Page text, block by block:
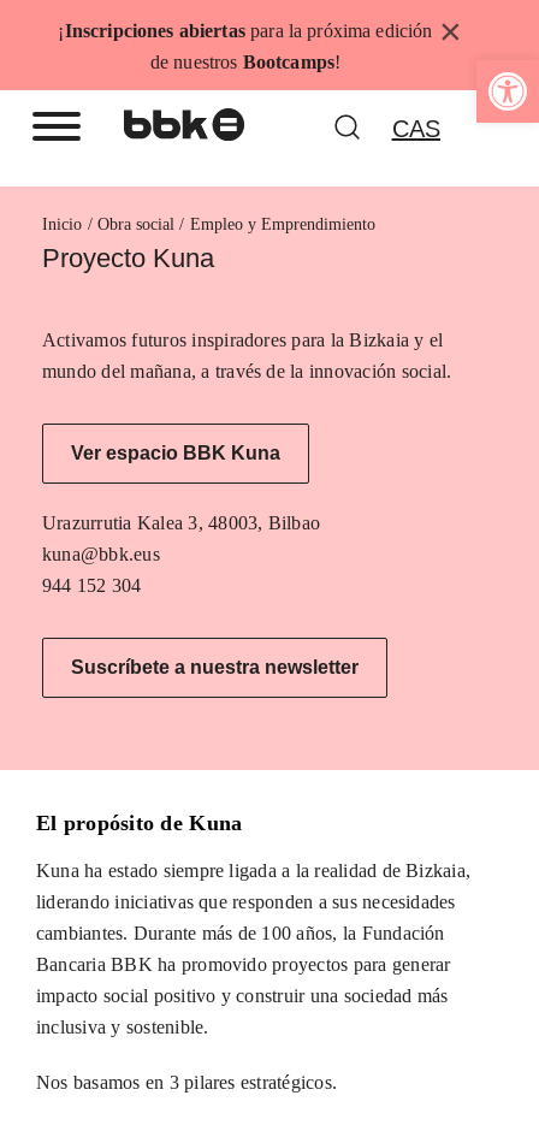
Abrir
¡Inscripciones abiertaspara la próxima edición
de nuestros Bootcamps!
×
CAS
Inicio Empleo y Emprendimiento
Proyecto Kuna
Activamos futuros inspiradores para la Bizkaia y el
mundo del mañana, a través de la innovación social.
Ver espacio BBK Kuna
Urazurrutia Kalea 3, 48003, Bilbao
kuna@bbk.eus
944 152 304
Suscríbete a nuestra newsletter
El propósito de Kuna
Kuna ha estado siempre ligada a la realidad de Bizkaia,
liderando iniciativas que responden a sus necesidades
cambiantes. Durante más de 100 años, la Fundación
Bancaria BBK ha promovido proyectos para generar
impacto social positivo y construir una sociedad más
inclusiva y sostenible.
Nos basamos en 3 pilares estratégicos.